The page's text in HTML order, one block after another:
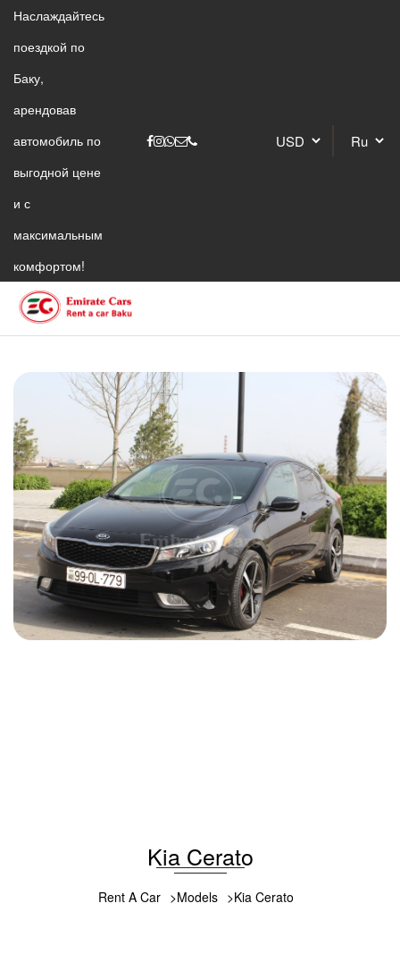
Наслаждайтесь
поездкой по
Баку,
арендовав
автомобиль по
выгодной цене
и с
максимальным
комфортом!
Kia Cerato
Rent A Car Models Kia Cerato